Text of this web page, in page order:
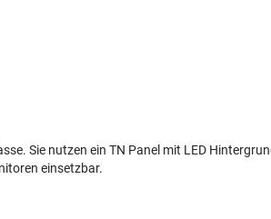
Sie nutzen ein TN Panel mit LED
einsetzbar.